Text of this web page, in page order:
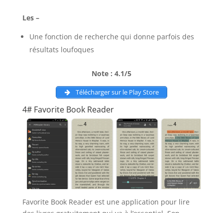
Les –
Une fonction de recherche qui donne parfois des
résultats loufoques
Note : 4.1/5
Télécharger sur le Play Store
4# Favorite Book Reader
Favorite Book Reader est une application pour lire